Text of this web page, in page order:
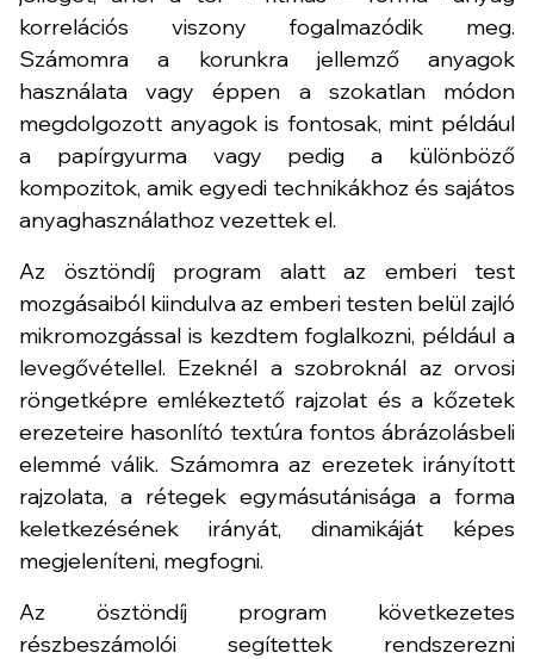
korrelációs viszony fogalmazódik meg.
Számomra a korunkra jellemző anyagok
használata vagy éppen a szokatlan módon
megdolgozott anyagok is fontosak, mint például
a papírgyurma vagy pedig a különböző
kompozitok, amik egyedi technikákhoz és sajátos
anyaghasználathoz vezettek el.
Az ösztöndíj program alatt az emberi test
mozgásaiból kiindulva az emberi testen belül zajló
mikromozgással is kezdtem foglalkozni, például a
levegővétellel. Ezeknél a szobroknál az orvosi
röngetképre emlékeztető rajzolat és a kőzetek
erezeteire hasonlító textúra fontos ábrázolásbeli
elemmé válik. Számomra az erezetek irányított
rajzolata, a rétegek egymásutánisága a forma
keletkezésének irányát, dinamikáját képes
megjeleníteni, megfogni.
Az ösztöndíj program következetes
részbeszámolói segítettek rendszerezni